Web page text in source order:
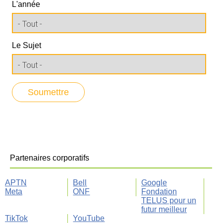
L'année
Le Sujet
Partenaires corporatifs
APTN Bell
Google
Meta
ONF
Fondation
TELUS pour un
futur meilleur
TikTok
YouTube